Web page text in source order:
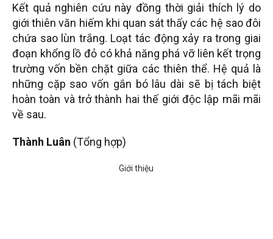
Kết quả nghiên cứu này đồng thời giải thích lý do
giới thiên văn hiếm khi quan sát thấy các hệ sao đôi
chứa sao lùn trắng. Loạt tác động xảy ra trong giai
đoạn khổng lồ đỏ có khả năng phá vỡ liên kết trọng
trường vốn bền chặt giữa các thiên thể. Hệ quả là
những cặp sao vốn gắn bó lâu dài sẽ bị tách biệt
hoàn toàn và trở thành hai thế giới độc lập mãi mãi
về sau.
Thành Luân (Tổng hợp)